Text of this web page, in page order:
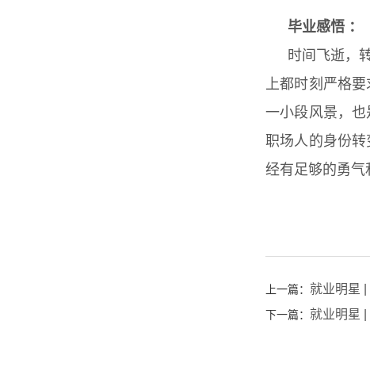
毕业感悟 ：
时间飞逝，
上都时刻严格
一小段风景，
职场人的身份
经有足够的勇气
上一篇： 就业明星
下一篇： 就业明星